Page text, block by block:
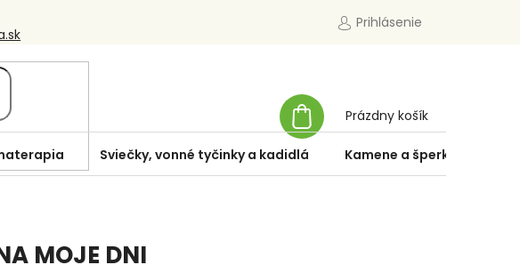
Prihlásenie
KOŠÍK
Prázdny košík
Sviečky, vonné tyčinky a kadidlá Kamene a šperky
MOJE DNI